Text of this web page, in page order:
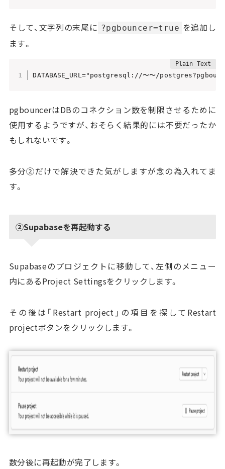
そして、文字列の末尾に ?pgbouncer=true を追加し
ます。
DATABASE_URL="postgresql://〜〜/
pgbouncerはDBのコネクション数を制限させるために
使用するようですが、おそらく結果的には不要だったか
もしれないです。
多分②だけで解決できた気がしますが念の為入れてま
す。
②Supabaseを再起動する
Supabaseのプロジェクトに移動して、左側のメニュー
内にあるProject Settingsをクリックします。
その後は「Restart project 」の項目を探して Restart
projectボタンをクリックします。
数分後に再起動が完了します。